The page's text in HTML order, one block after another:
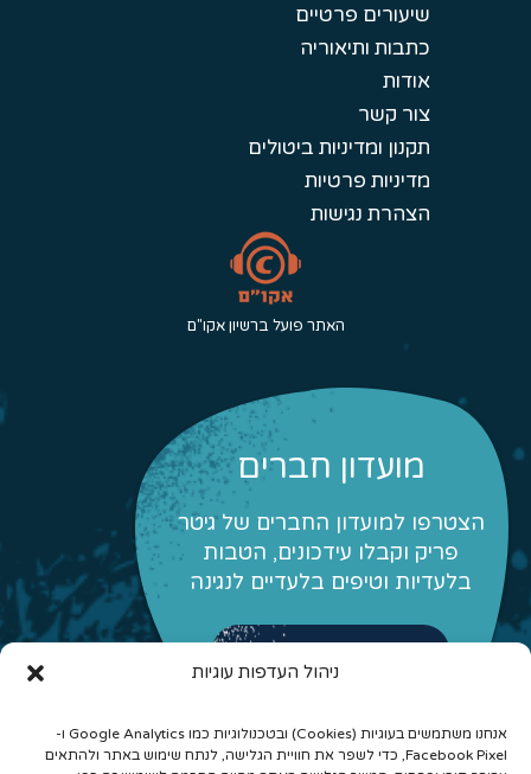
ניהול העדפות עוגיות
אנחנו משתמשים בעוגיות (Cookies) ובטכנולוגיות כמו Google Analytics ו-
Facebook Pixel, כדי לשפר את חוויית הגלישה, לנתח שימוש באתר ולהתאים
שיעורים פרטיים
כתבות ותיאוריה
אודות
צור קשר
תקנון ומדיניות ביטולים
מדיניות פרטיות
הצהרת נגישות
האתר פועל ברשיון אקו"ם
מועדון חברים
הצטרפו למועדון החברים של גיטר
פריק וקבלו עידכונים, הטבות
בלעדיות וטיפים בלעדיים לנגינה
לפרטים והצטרפות